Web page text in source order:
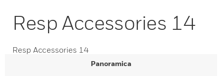
Resp Accessories 14
Resp Accessories 14
Panoramica